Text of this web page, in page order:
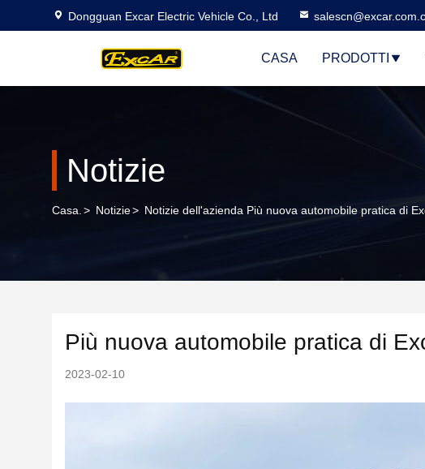
Dongguan Excar Electric Vehicle Co., Ltd
CASA PRODOTTI
Notizie
Casa. > Notizie> Notizie dell'azienda Più nuova automobile pratica di
Più nuova automobile pratica di
2023-02-10